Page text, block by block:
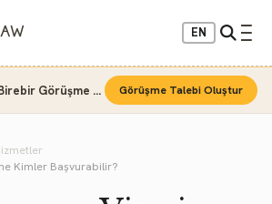
EN
Sinan Sarı ile Birebir Görüşme Fırsatı Görüşme Talebi Oluştur
Kimler Başvurabilir?